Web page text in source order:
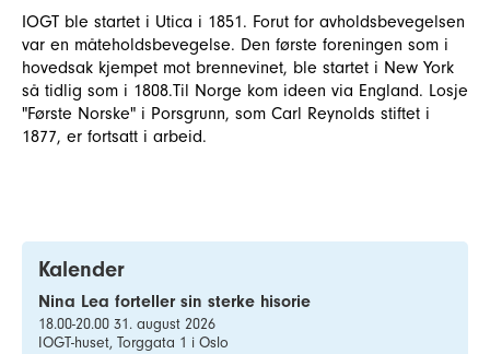
IOGT ble startet i Utica i 1851. Forut for avholdsbevegelsen
var en måteholdsbevegelse. Den første foreningen som i
hovedsak kjempet mot brennevinet, ble startet i New York
så tidlig som i 1808.Til Norge kom ideen via England. Losje
"Første Norske" i Porsgrunn, som Carl Reynolds stiftet i
1877, er fortsatt i arbeid.
Kalender
Nina Lea forteller sin sterke hisorie
18.00-20.00 31. august 2026
IOGT-huset, Torggata 1 i Oslo